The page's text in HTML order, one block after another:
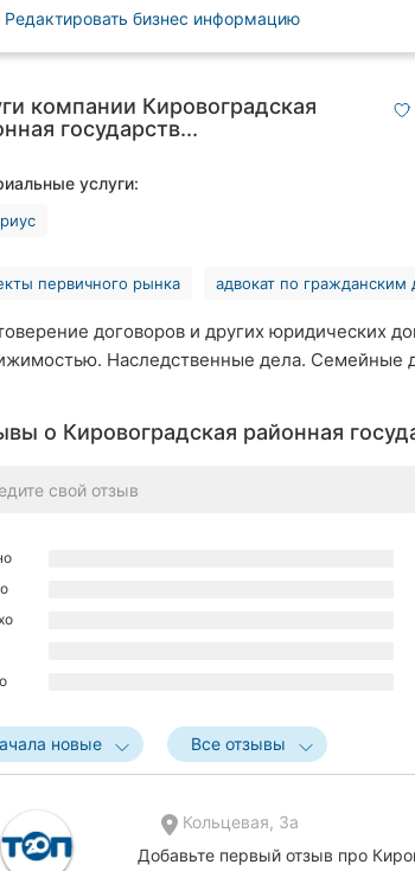
Редактировать бизнес информацию
компании Кировоградская
государств...
услуги:
первичного рынка адвокат по гражданским
договоров и других юридических
Наследственные дела. Семейные
о Кировоградская районная
новые Все отзывы
Кольцевая, 3а
Добавьте первый отзыв про